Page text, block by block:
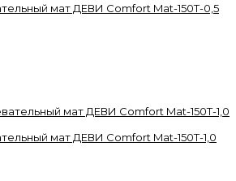
мат ДЕВИ Comfort Mat-150T-0,5
мат ДЕВИ Comfort Mat-150T-1,0